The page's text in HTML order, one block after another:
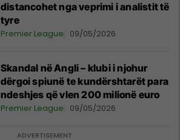
distancohet nga veprimi i analistit të
tyre
Premier League 09/05/2026
Skandal në Angli – klubi i njohur
dërgoi spiunë te kundërshtarët para
ndeshjes që vlen 200 milionë euro
Premier League 09/05/2026